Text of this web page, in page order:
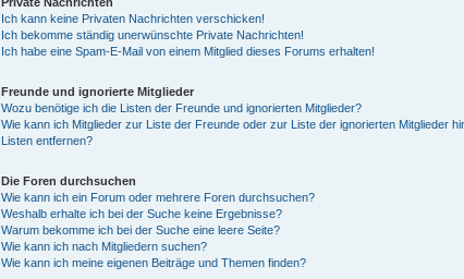
Ich kann keine Privaten Nachrichten verschicken!
Ich bekomme ständig unerwünschte Private Nachrichten!
Ich habe eine Spam-E-Mail von einem Mitglied dieses Forums erhalten!
Freunde und ignorierte Mitglieder
Wozu benötige ich die Listen der Freunde und ignorierten Mitglieder?
Wie kann ich Mitglieder zur Liste der Freunde oder zur Liste der ignorierten Mitglieder
Listen entfernen?
Die Foren durchsuchen
Wie kann ich ein Forum oder mehrere Foren durchsuchen?
Weshalb erhalte ich bei der Suche keine Ergebnisse?
Warum bekomme ich bei der Suche eine leere Seite?
Wie kann ich nach Mitgliedern suchen?
Wie kann ich meine eigenen Beiträge und Themen finden?